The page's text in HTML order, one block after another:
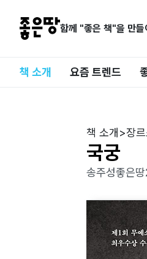
함께 "좋은 책"을 만들
책 소개 요즘 트렌드
책 소개 >장
국궁
송주성좋은땅